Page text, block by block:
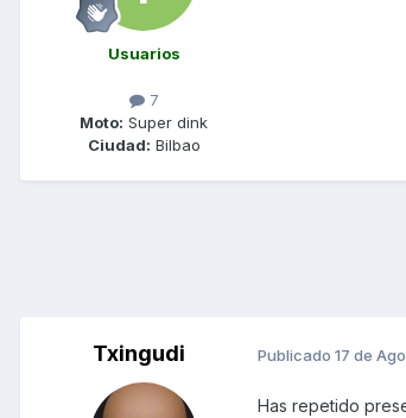
Usuarios
7
Moto: Super dink
Ciudad: Bilbao
Txingudi Publicado 17 de
Has repetido